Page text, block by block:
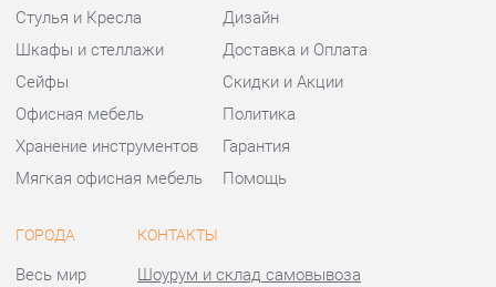
ГОРОДА
Весь мир
Екатеринбург
КОНТАКТЫ
Шоурум и склад самовывоза
Адрес: г.Екатеринбург,
Уральских рабочих, 54
Телефон: +7 (343) 383-35-98
Часы работы:
Отправить сообщение